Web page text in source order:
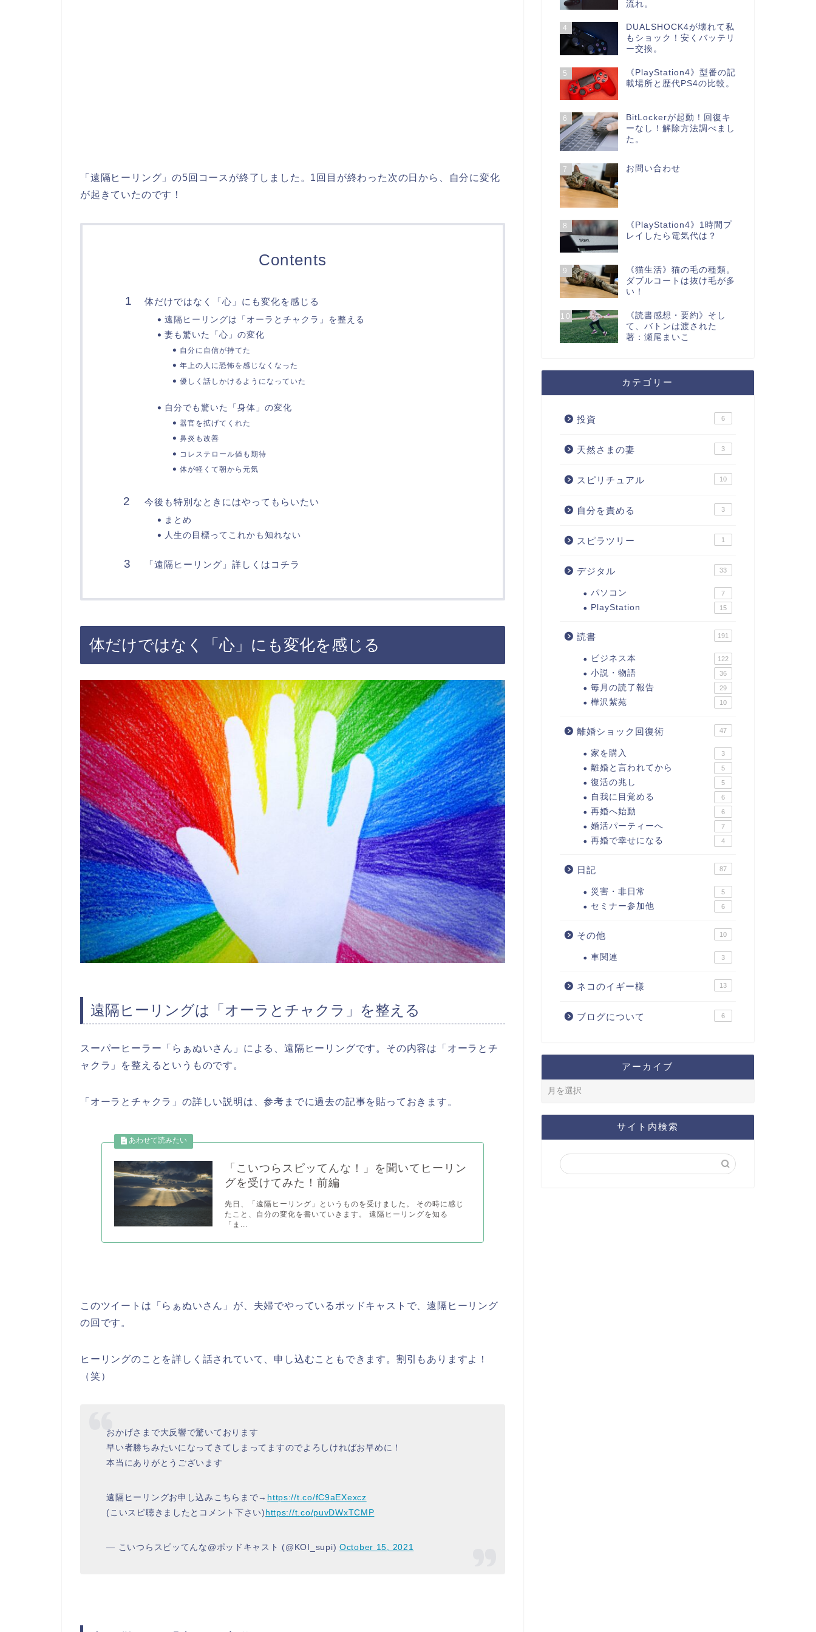
「遠隔ヒーリング」の5回コースが終了しました。1回目が終わった次の日から、自分に変化
が起きていたのです！
Contents
体だけではなく「心」にも変化を感じる
遠隔ヒーリングは「オーラとチャクラ」を整える
妻も驚いた「心」の変化
自分に自信が持てた
年上の人に恐怖を感じなくなった
優しく話しかけるようになっていた
自分でも驚いた「身体」の変化
器官を拡げてくれた
鼻炎も改善
コレステロール値も期待
体が軽くて朝から元気
今後も特別なときにはやってもらいたい
まとめ
人生の目標ってこれかも知れない
「遠隔ヒーリング」詳しくはコチラ
体だけではなく「心」にも変化を感じる
遠隔ヒーリングは「オーラとチャクラ」を整える
スーパーヒーラー「らぁぬいさん」による、遠隔ヒーリングです。その内容は「オーラとチ
ャクラ」を整えるというものです。
「オーラとチャクラ」の詳しい説明は、参考までに過去の記事を貼っておきます。
「こいつらスピッてんな！」を聞いてヒーリン
グを受けてみた！前編
先日、「遠隔ヒーリング」というものを受けました。 その時に感じ
たこと、自分の変化を書いていきます。 遠隔ヒーリングを知る
「ま...
このツイートは「らぁぬいさん」が、夫婦でやっているポッドキャストで、遠隔ヒーリング
の回です。
ヒーリングのことを詳しく話されていて、申し込むこともできます。割引もありますよ！
（笑）
おかげさまで大反響で驚いております
早い者勝ちみたいになってきてしまってますのでよろしければお早めに！
本当にありがとうございます
遠隔ヒーリングお申し込みこちらまで→ https://t.co/fC9aEXexcz
(こいスピ聴きましたとコメント下さい)https://t.co/puvDWxTCMP
— こいつらスピッてんな@ポッドキャスト (@KOI_supi) October 15, 2021
流れ。
4
DUALSHOCK4が壊れて私
もショック！安くバッテリ
ー交換。
5
《PlayStation4》型番の記
載場所と歴代PS4の比較。
6
BitLockerが起動！回復キ
ーなし！解除方法調べまし
た。
7 お問い合わせ
8
《PlayStation4》1時間プ
レイしたら電気代は？
9
《猫生活》猫の毛の種類。
ダブルコートは抜け毛が多
い！
10
《読書感想・要約》そし
て、バトンは渡された
著：瀬尾まいこ
カテゴリー
投資 6
天然さまの妻 3
スピリチュアル 10
自分を責める 3
スピラツリー 1
デジタル 33
パソコン 7
PlayStation 15
読書 191
ビジネス本 122
小説・物語 36
毎月の読了報告 29
樺沢紫苑 10
離婚ショック回復術 47
家を購入 3
離婚と言われてから 5
復活の兆し 5
自我に目覚める 6
再婚へ始動 6
婚活パーティーへ 7
再婚で幸せになる 4
日記 87
災害・非日常 5
セミナー参加他 6
その他 10
車関連 3
ネコのイギー様 13
ブログについて 6
アーカイブ
サイト内検索